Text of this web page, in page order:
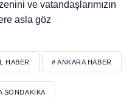
ve vatandaşlarımızın
asla göz
HABER # ANKARA HABER
SONDAKIKA